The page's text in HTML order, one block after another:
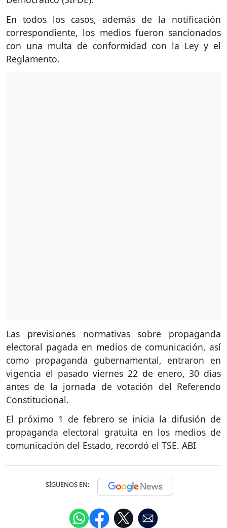
En todos los casos, además de la notificación
correspondiente, los medios fueron sancionados
con una multa de conformidad con la Ley y el
Reglamento.
Las previsiones normativas sobre propaganda
electoral pagada en medios de comunicación, así
como propaganda gubernamental, entraron en
vigencia el pasado viernes 22 de enero, 30 días
antes de la jornada de votación del Referendo
Constitucional.
El próximo 1 de febrero se inicia la difusión de
propaganda electoral gratuita en los medios de
comunicación del Estado, recordó el TSE. ABI
SÍGUENOS EN: